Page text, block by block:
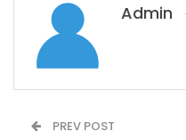
Admin
PREV POST